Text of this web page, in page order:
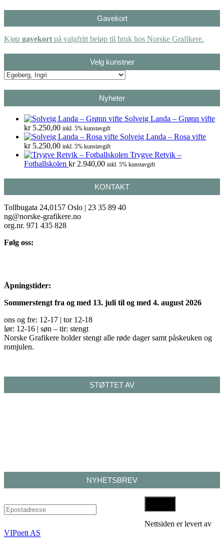
Gavekort
Kjøp gavekort på valgfritt beløp til bruk hos Norske Grafikere.
Velg kunstner
Nyheter
Solveig Landa – Grønn vifte
kr5.250,00 inkl. 5% kunstavgift
Solveig Landa – Rosa vifte
kr5.250,00 inkl. 5% kunstavgift
Trygve Retvik –
Fotballskolen kr2.940,00 inkl. 5% kunstavgift
KONTAKT
Tollbugata 24,0157 Oslo | 23 35 89 40
ng@norske-grafikere.no
org.nr. 971 435 828
Følg oss:
Åpningstider:
Sommerstengt fra og med 13. juli til og med 4. august 2026
ons og fre: 12-17 | tor 12-18
lør: 12-16 | søn – tir: stengt
Norske Grafikere holder stengt alle røde dager samt påskeuken og
romjulen.
STØTTET AV
NYHETSBREV
Nettsiden er levert av
VIPnett AS